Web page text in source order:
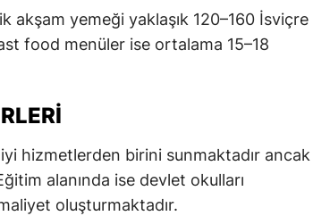
yemeği yaklaşık 120–160 İsviçre
food menüler ise ortalama 15–18
hizmetlerden birini sunmaktadır ancak
alanında ise devlet okulları
oluşturmaktadır.